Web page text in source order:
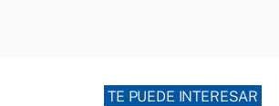
TE PUEDE INTERESAR